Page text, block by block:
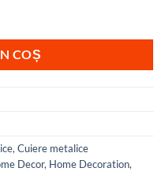
COȘ
, Cuiere metalice
Decor, Home Decoration,